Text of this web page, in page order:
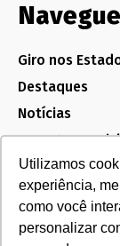
Utilizamos
experiência,
como você
personalizar
Giro nos
Destaques
Notícias
Assuntos
Política
Destaques do
Notícias do